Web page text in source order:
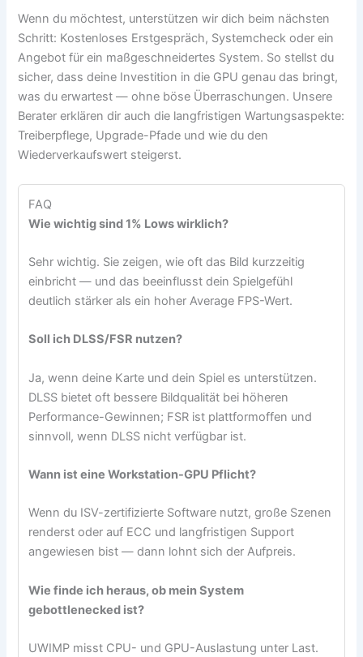
Wenn du möchtest, unterstützen wir dich beim nächsten
Schritt: Kostenloses Erstgespräch, Systemcheck oder ein
Angebot für ein maßgeschneidertes System. So stellst du
sicher, dass deine Investition in die GPU genau das bringt,
was du erwartest — ohne böse Überraschungen. Unsere
Berater erklären dir auch die langfristigen Wartungsaspekte:
Treiberpflege, Upgrade-Pfade und wie du den
Wiederverkaufswert steigerst.
FAQ
Wie wichtig sind 1% Lows wirklich?
Sehr wichtig. Sie zeigen, wie oft das Bild kurzzeitig
einbricht — und das beeinflusst dein Spielgefühl
deutlich stärker als ein hoher Average FPS-Wert.
Soll ich DLSS/FSR nutzen?
Ja, wenn deine Karte und dein Spiel es unterstützen.
DLSS bietet oft bessere Bildqualität bei höheren
Performance-Gewinnen; FSR ist plattformoffen und
sinnvoll, wenn DLSS nicht verfügbar ist.
Wann ist eine Workstation-GPU Pflicht?
Wenn du ISV-zertifizierte Software nutzt, große Szenen
renderst oder auf ECC und langfristigen Support
angewiesen bist — dann lohnt sich der Aufpreis.
Wie finde ich heraus, ob mein System
gebottlenecked ist?
UWIMP misst CPU- und GPU-Auslastung unter Last.